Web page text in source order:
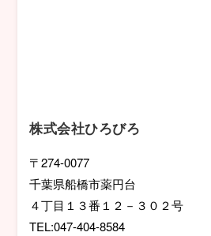
シ
ョ
ン
株式会社ひろびろ
〒274-0077
千葉県船橋市薬円台
４丁目１３番１２－３０２号
TEL:047-404-8584